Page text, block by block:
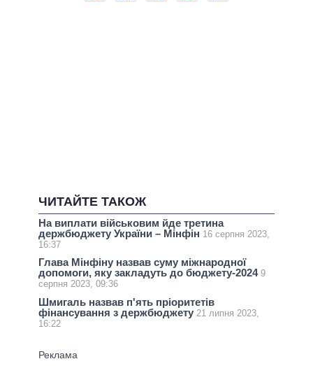
ЧИТАЙТЕ ТАКОЖ
На виплати військовим йде третина
держбюджету України – Мінфін 16 серпня 2023,
16:37
Глава Мінфіну назвав суму міжнародної
допомоги, яку закладуть до бюджету-2024 9
серпня 2023, 09:36
Шмигаль назвав п'ять пріоритетів
фінансування з держбюджету 21 липня 2023,
16:22